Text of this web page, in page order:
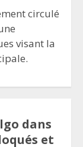
circulé
visant la
dans
et